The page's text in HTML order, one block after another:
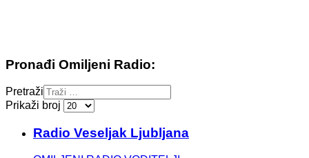
Pronađi Omiljeni Radio:
Pretraži
Prikaži broj
Radio Veseljak Ljubljana